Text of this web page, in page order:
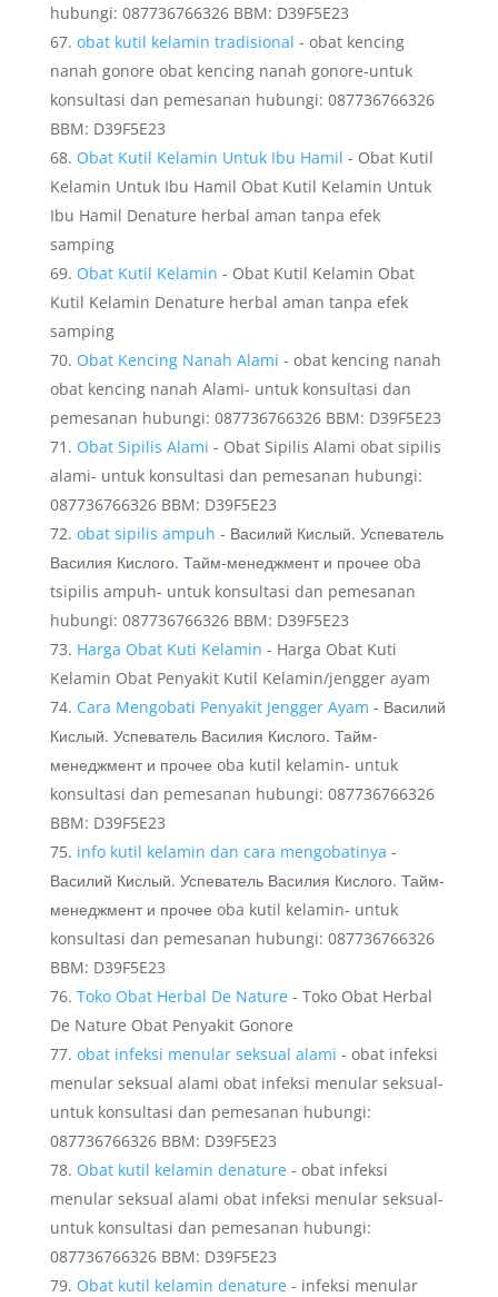
hubungi: 087736766326 BBM: D39F5E23
obat kutil kelamin tradisional - obat kencing
nanah gonore obat kencing nanah gonore-untuk
konsultasi dan pemesanan hubungi: 087736766326
BBM: D39F5E23
Obat Kutil Kelamin Untuk Ibu Hamil - Obat Kutil
Kelamin Untuk Ibu Hamil Obat Kutil Kelamin Untuk
Ibu Hamil Denature herbal aman tanpa efek
samping
Obat Kutil Kelamin - Obat Kutil Kelamin Obat
Kutil Kelamin Denature herbal aman tanpa efek
samping
Obat Kencing Nanah Alami - obat kencing nanah
obat kencing nanah Alami- untuk konsultasi dan
pemesanan hubungi: 087736766326 BBM: D39F5E23
Obat Sipilis Alami - Obat Sipilis Alami obat sipilis
alami- untuk konsultasi dan pemesanan hubungi:
087736766326 BBM: D39F5E23
obat sipilis ampuh - Василий Кислый. Успеватель
Василия Кислого. Тайм-менеджмент и прочее oba
tsipilis ampuh- untuk konsultasi dan pemesanan
hubungi: 087736766326 BBM: D39F5E23
Harga Obat Kuti Kelamin - Harga Obat Kuti
Kelamin Obat Penyakit Kutil Kelamin/jengger ayam
Cara Mengobati Penyakit Jengger Ayam - Василий
Кислый. Успеватель Василия Кислого. Тайм-
менеджмент и прочее oba kutil kelamin- untuk
konsultasi dan pemesanan hubungi: 087736766326
BBM: D39F5E23
info kutil kelamin dan cara mengobatinya -
Василий Кислый. Успеватель Василия Кислого. Тайм-
менеджмент и прочее oba kutil kelamin- untuk
konsultasi dan pemesanan hubungi: 087736766326
BBM: D39F5E23
Toko Obat Herbal De Nature- Toko Obat Herbal
De Nature Obat Penyakit Gonore
obat infeksi menular seksual alami - obat infeksi
menular seksual alami obat infeksi menular seksual-
untuk konsultasi dan pemesanan hubungi:
087736766326 BBM: D39F5E23
Obat kutil kelamin denature- obat infeksi
menular seksual alami obat infeksi menular seksual-
untuk konsultasi dan pemesanan hubungi:
087736766326 BBM: D39F5E23
Obat kutil kelamin denature- infeksi menular